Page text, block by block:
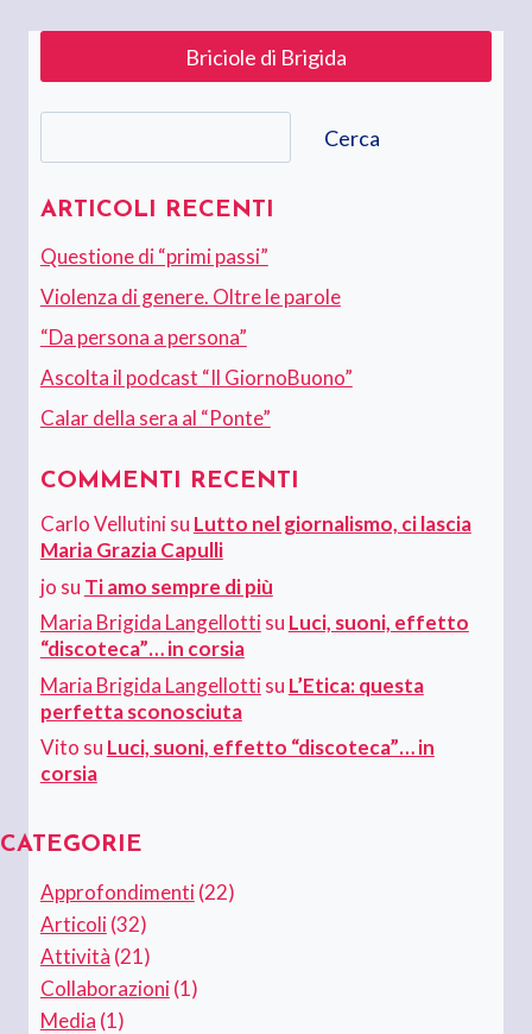
Briciole di Brigida
Cerca
ARTICOLI RECENTI
Questione di “primi passi”
Violenza di genere. Oltre le parole
“Da persona a persona”
Ascolta il podcast “Il GiornoBuono”
Calar della sera al “Ponte”
COMMENTI RECENTI
Carlo Vellutinisu Lutto nel giornalismo, ci lascia
Maria Grazia Capulli
jo su Ti amo sempre di più
Maria Brigida Langellottisu Luci, suoni, effetto
“discoteca”… in corsia
Maria Brigida Langellottisu L’Etica: questa
perfetta sconosciuta
Vito su Luci, suoni, effetto “discoteca”… in
corsia
CATEGORIE
Approfondimenti(22)
Articoli(32)
Attività (21)
Collaborazioni(1)
Media (1)